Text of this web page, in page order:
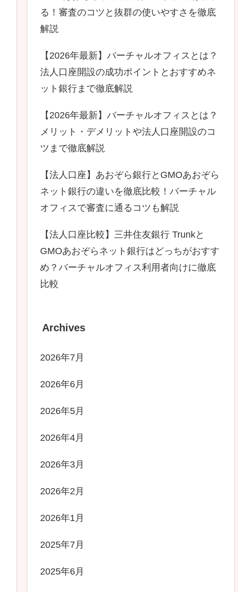
る！審査のコツと抜群の使いやすさを徹底
解説
【2026年最新】バーチャルオフィスとは？
法人口座開設の成功ポイントとおすすめネ
ット銀行まで徹底解説
【2026年最新】バーチャルオフィスとは？
メリット・デメリットや法人口座開設のコ
ツまで徹底解説
【法人口座】あおぞら銀行とGMOあおぞら
ネット銀行の違いを徹底比較！バーチャル
オフィスで審査に通るコツも解説
【法人口座比較】三井住友銀行 Trunkと
GMOあおぞらネット銀行はどっちがおすす
め？バーチャルオフィス利用者向けに徹底
比較
Archives
2026年7月
2026年6月
2026年5月
2026年4月
2026年3月
2026年2月
2026年1月
2025年7月
2025年6月